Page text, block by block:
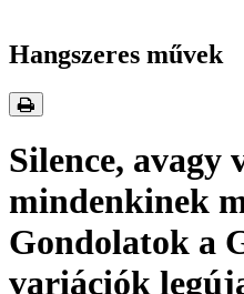
Hangszeres művek
Silence, avagy
mindenkinek
Gondolatok a
variációk